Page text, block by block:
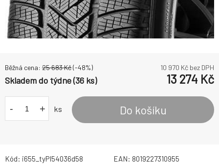
Běžná cena: 25 683Kč(-48%) 10 970 Kč bez DPH
Skladem do týdne (36 ks) 13 274 Kč
- + ks Do košíku
Kód: i655_tyPI54036d58 EAN: 8019227310955